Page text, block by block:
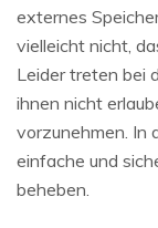
externes
vielleicht nicht,
Leider treten bei
ihnen nicht
vorzunehmen. In
einfache und
beheben.